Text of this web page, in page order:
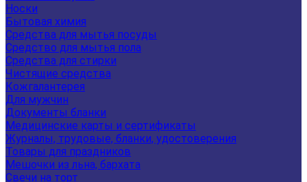
Носки
Бытовая химия
Средства для мытья посуды
Средство для мытья пола
Средства для стирки
Чистящие средства
Кожгалантерея
Для мужчин
Документы бланки
Медицинские карты и сертификаты
Журналы, трудовые, бланки, удостоверения
Товары для праздников
Мешочки из льна, бархата
Свечи на торт